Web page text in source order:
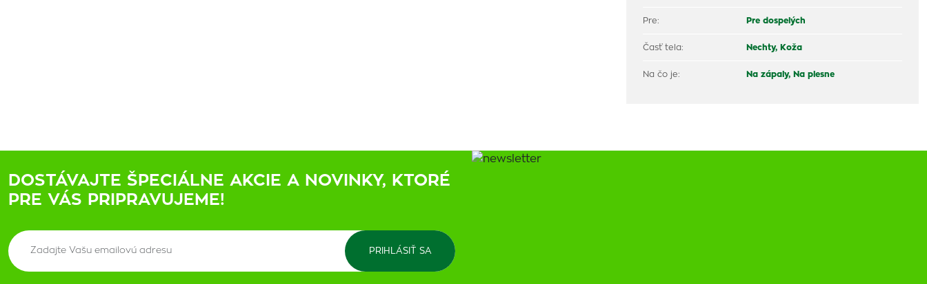
Pre: Pre dospelých
Časť tela: Nechty, Koža
Na čo je: Na zápaly, Na plesne
DOSTÁVAJTE ŠPECIÁLNE AKCIE A NOVINKY, KTORÉ
PRE VÁS PRIPRAVUJEME!